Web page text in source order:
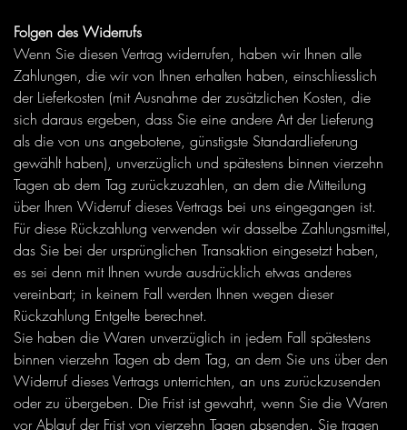
Folgen des Widerrufs
Wenn Sie diesen Vertrag widerrufen, haben wir Ihnen alle
Zahlungen, die wir von Ihnen erhalten haben, einschliesslich
der Lieferkosten (mit Ausnahme der zusätzlichen Kosten, die
sich daraus ergeben, dass Sie eine andere Art der Lieferung
als die von uns angebotene, günstigste Standardlieferung
gewählt haben), unverzüglich und spätestens binnen vierzehn
Tagen ab dem Tag zurückzuzahlen, an dem die Mitteilung
über Ihren Widerruf dieses Vertrags bei uns eingegangen ist.
Für diese Rückzahlung verwenden wir dasselbe Zahlungsmittel,
das Sie bei der ursprünglichen Transaktion eingesetzt haben,
es sei denn mit Ihnen wurde ausdrücklich etwas anderes
vereinbart; in keinem Fall werden Ihnen wegen dieser
Rückzahlung Entgelte berechnet.
Sie haben die Waren unverzüglich in jedem Fall spätestens
binnen vierzehn Tagen ab dem Tag, an dem Sie uns über den
Widerruf dieses Vertrags unterrichten, an uns zurückzusenden
oder zu übergeben. Die Frist ist gewahrt, wenn Sie die Waren
vor Ablauf der Frist von vierzehn Tagen absenden. Sie tragen